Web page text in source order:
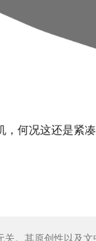
何况这还是紧
关。其原创性以及